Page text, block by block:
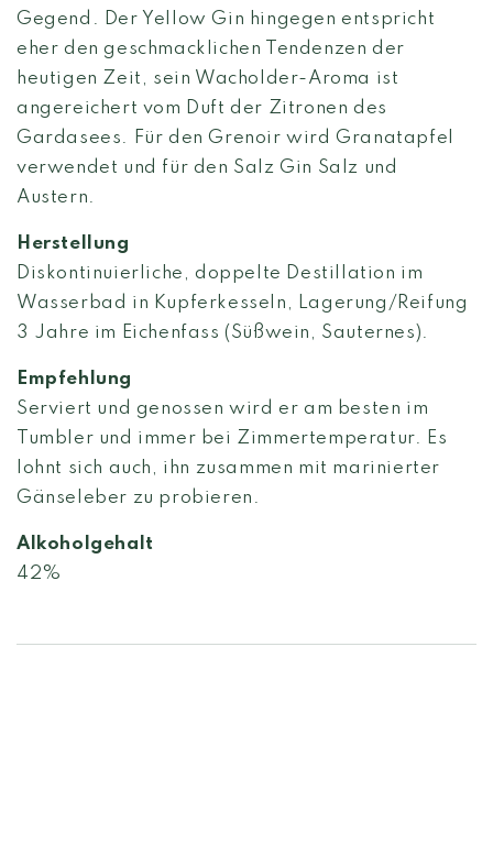
Gegend. Der Yellow Gin hingegen entspricht
eher den geschmacklichen Tendenzen der
heutigen Zeit, sein Wacholder-Aroma ist
angereichert vom Duft der Zitronen des
Gardasees. Für den Grenoir wird Granatapfel
verwendet und für den Salz Gin Salz und
Austern.
Herstellung
Diskontinuierliche, doppelte Destillation im
Wasserbad in Kupferkesseln, Lagerung/Reifung
3 Jahre im Eichenfass (Süßwein, Sauternes).
Empfehlung
Serviert und genossen wird er am besten im
Tumbler und immer bei Zimmertemperatur. Es
lohnt sich auch, ihn zusammen mit marinierter
Gänseleber zu probieren.
Alkoholgehalt
42%